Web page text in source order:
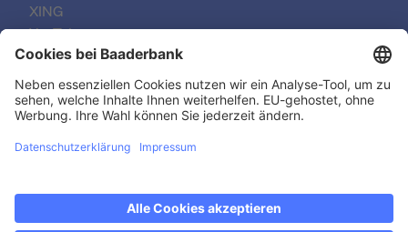
XING
YouTube
© 2026 Baader Bank AG
Rechtlicher Hinweis
Barrierefreiheit